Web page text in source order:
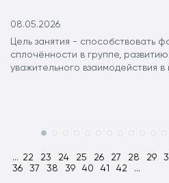
08.05.2026
Цель занятия - способствовать
сплочённости в группе,
уважительного взаимодействия в
... 22 23 24 25 26 27 28 29
36
37 38 39 40 41 42 ...